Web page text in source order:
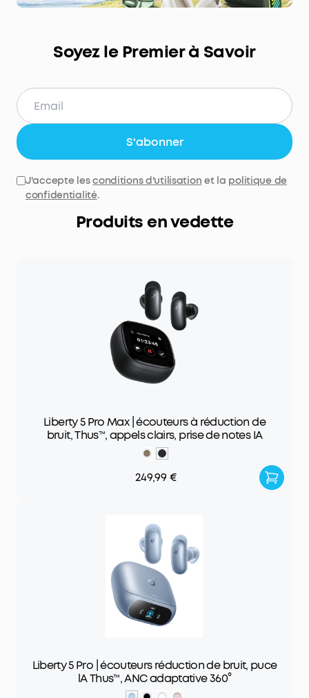
Soyez le Premier à Savoir
S'abonner
J'accepte lesconditions d'utilisation et la politique de
confidentialité.
Produits en vedette
Liberty 5 Pro Max | écouteurs à réduction de
bruit, Thus™, appels clairs, prise de notes IA
249,99 €
Liberty 5 Pro | écouteurs réduction de bruit, puce
lA Thus™, ANC adaptative 360°